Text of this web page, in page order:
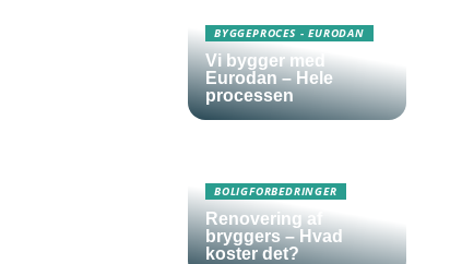
BYGGEPROCES - EURODAN
Vi bygger med
Eurodan – Hele
processen
BOLIGFORBEDRINGER
Renovering af
bryggers – Hvad
koster det?